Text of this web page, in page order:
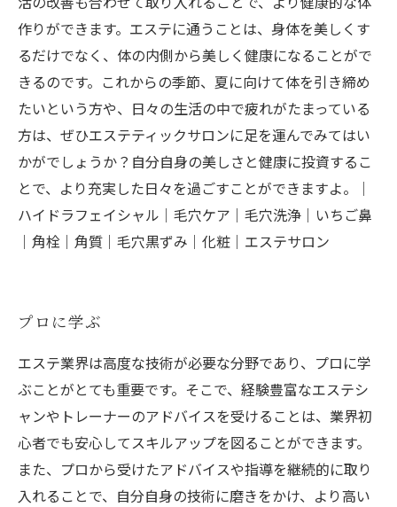
作りができます。エステに通うことは、身体を美しくす
るだけでなく、体の内側から美しく健康になることがで
きるのです。これからの季節、夏に向けて体を引き締め
たいという方や、日々の生活の中で疲れがたまっている
方は、ぜひエステティックサロンに足を運んでみてはい
かがでしょうか？自分自身の美しさと健康に投資するこ
とで、より充実した日々を過ごすことができますよ。｜
ハイドラフェイシャル｜毛穴ケア｜毛穴洗浄｜いちご鼻
｜角栓｜角質｜毛穴黒ずみ｜化粧｜エステサロン
プロに学ぶ
エステ業界は高度な技術が必要な分野であり、プロに学
ぶことがとても重要です。そこで、経験豊富なエステシ
ャンやトレーナーのアドバイスを受けることは、業界初
心者でも安心してスキルアップを図ることができます。
また、プロから受けたアドバイスや指導を継続的に取り
入れることで、自分自身の技術に磨きをかけ、より高い